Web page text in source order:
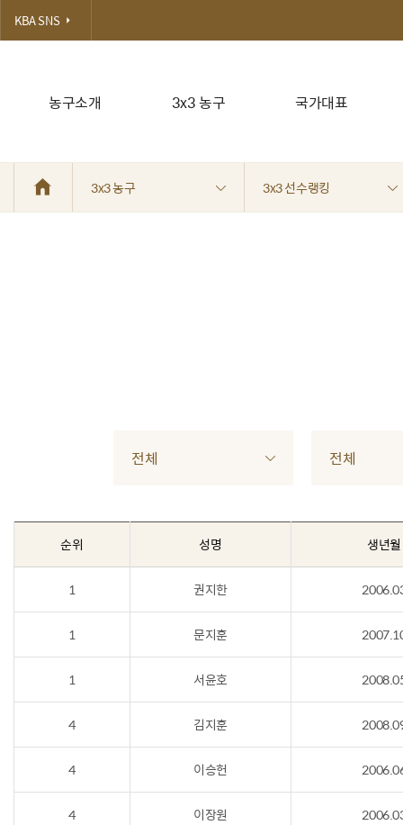
농구소개 3x3 농구 국가대표
KBA SNS
3x3 농구 3x3 선수랭킹
전체 전체
순위 성명 생년월
1 권지한
1 문지훈
1 서윤호
4 김지훈
4 이승헌
4 이장원